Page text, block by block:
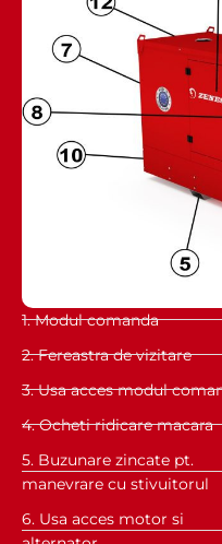
1. Modul comanda
2. Fereastra de vizitare
3. Usa acces modul
4. Ocheti ridicare macara
5. Buzunare zincate pt.
manevrare cu stivuitorul
6. Usa acces motor si